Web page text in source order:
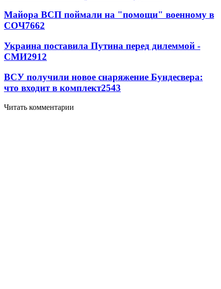
Майора ВСП поймали на "помощи" военному в
СОЧ7662
Украина поставила Путина перед дилеммой -
СМИ2912
ВСУ получили новое снаряжение Бундесвера:
что входит в комплект2543
Читать комментарии